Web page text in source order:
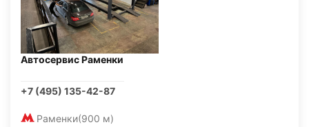
Автосервис Раменки
+7 (495) 135-42-87
Раменки(900 м)